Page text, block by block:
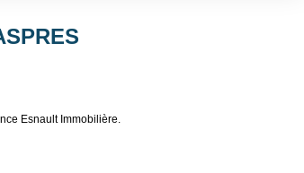
Esnault Immobilière.